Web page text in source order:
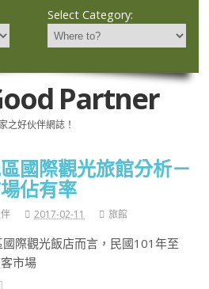
Select Category:
Partner
之好伙伴網誌！
國際觀光旅館分析－
佔有率
2017-02-11 旅館
際觀光飯店而言，民國101年至
市場